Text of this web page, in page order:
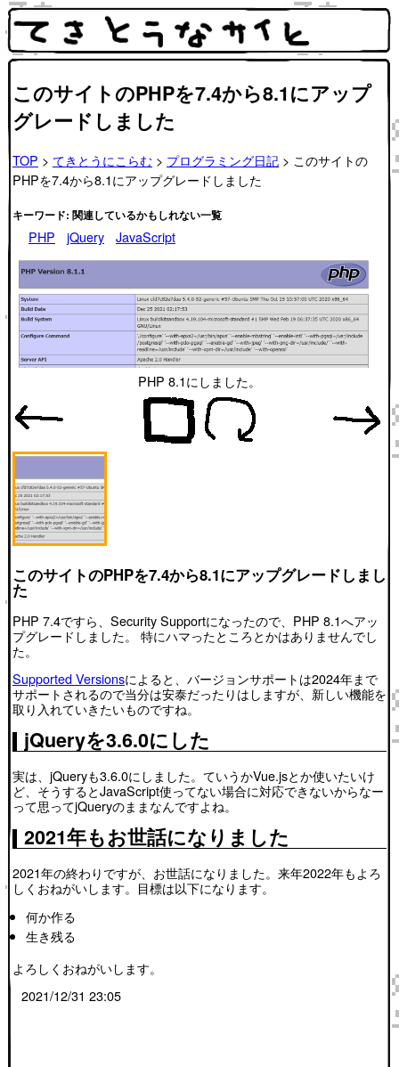
このサイトのPHPを7.4から8.1にアップ
グレードしました
TOP > てきとうにこらむ > プログラミング日記 > このサイトの
PHPを7.4から8.1にアップグレードしました
キーワード: 関連しているかもしれない一覧
PHP jQuery JavaScript
PHP 8.1にしました。
このサイトのPHPを7.4から8.1にアップグレードしまし
た
PHP 7.4ですら、Security Supportになったので、PHP 8.1へアッ
プグレードしました。 特にハマったところとかはありませんでし
た。
Supported Versionsによると、バージョンサポートは2024年まで
サポートされるので当分は安泰だったりはしますが、新しい機能を
取り入れていきたいものですね。
jQueryを3.6.0にした
実は、jQueryも3.6.0にしました。ていうかVue.jsとか使いたいけ
ど、そうするとJavaScript使ってない場合に対応できないからなー
って思ってjQueryのままなんですよね。
2021年もお世話になりました
2021年の終わりですが、お世話になりました。来年2022年もよろ
しくおねがいします。目標は以下になります。
何か作る
生き残る
よろしくおねがいします。
2021/12/31 23:05